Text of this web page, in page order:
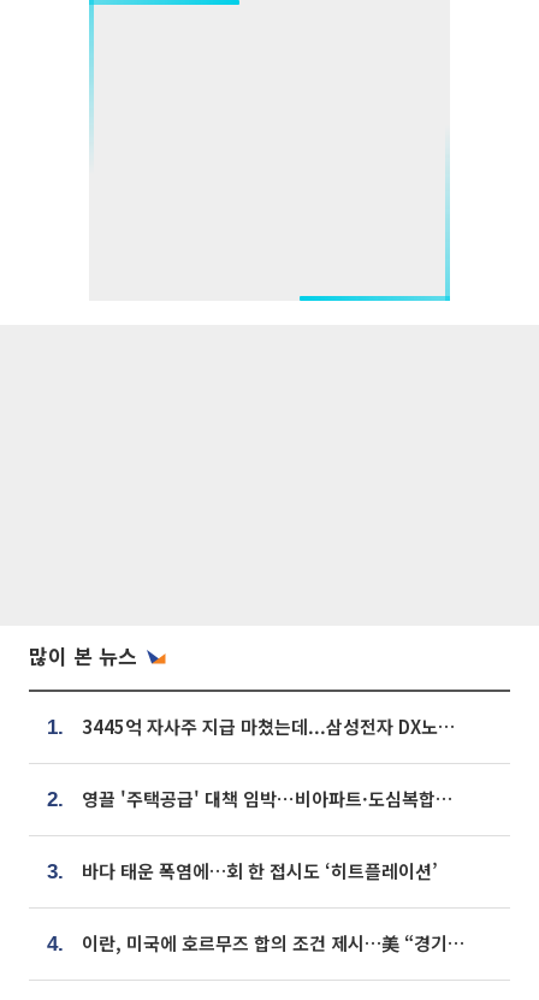
많이 본 뉴스
1. 3445억 자사주 지급 마쳤는데...삼성전자 DX노조, 뒤늦은 '떼쓰기 집회'
2. 영끌 '주택공급' 대책 임박⋯비아파트·도심복합까지 총동원
3. 바다 태운 폭염에…회 한 접시도 ‘히트플레이션’
4. 이란, 미국에 호르무즈 합의 조건 제시…美 “경기 아직 안 끝나” [종합]